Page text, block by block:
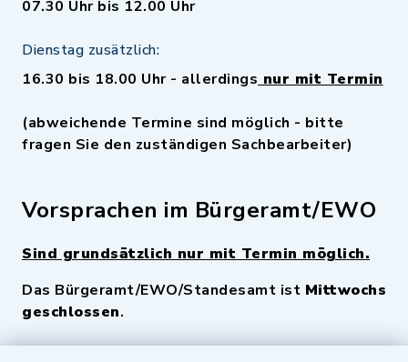
07.30 Uhr bis 12.00 Uhr
Dienstag zusätzlich:
16.30 bis 18.00 Uhr - allerdings nur mit Termin
(abweichende Termine sind möglich - bitte
fragen Sie den zuständigen Sachbearbeiter)
Vorsprachen im Bürgeramt/EWO
Sind grundsätzlich nur mit Termin möglich.
Das Bürgeramt/EWO/Standesamt ist Mittwochs
geschlossen.